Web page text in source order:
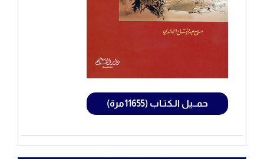
حمــيل الـكتـاب (11655مرة)